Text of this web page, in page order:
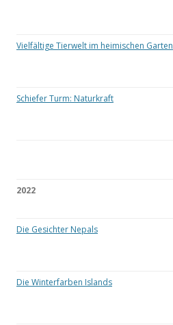
Vielfältige Tierwelt im heimischen Garten
Schiefer Turm: Naturkraft
2022
Die Gesichter Nepals
Die Winterfarben Islands